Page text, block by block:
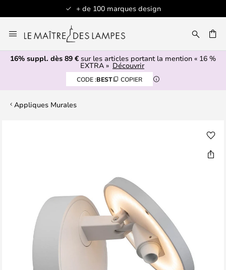
+ de 100 marques design
au
contenu
16% suppl. dès 89 € sur les articles portant la mention « 16 %
EXTRA » Découvrir
CODE :BEST COPIER
Appliques Murales